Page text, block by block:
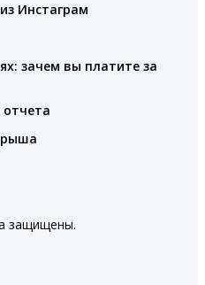
Инстаграм
зачем вы платите за
защищены.